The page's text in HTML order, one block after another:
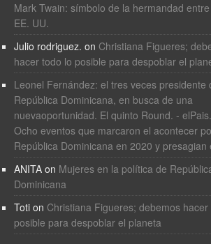
Mark Twain: símbolo de la hermandad
EE. UU.
Julio rodriguez. on Christiana Figueres;
hacer todo lo posible para despoblar el
Leonel Fernández: el tres veces presidente
República Dominicana, en busca de una
nuevaoportunidad. El quinto Round. -
Ocho eventos que marcaron el acontecer
República Dominicana en 2020 y presagian
ANITA on Mujeres en la política de
Dominicana
Toti on Christiana Figueres; debemos hacer
posible para despoblar el planeta